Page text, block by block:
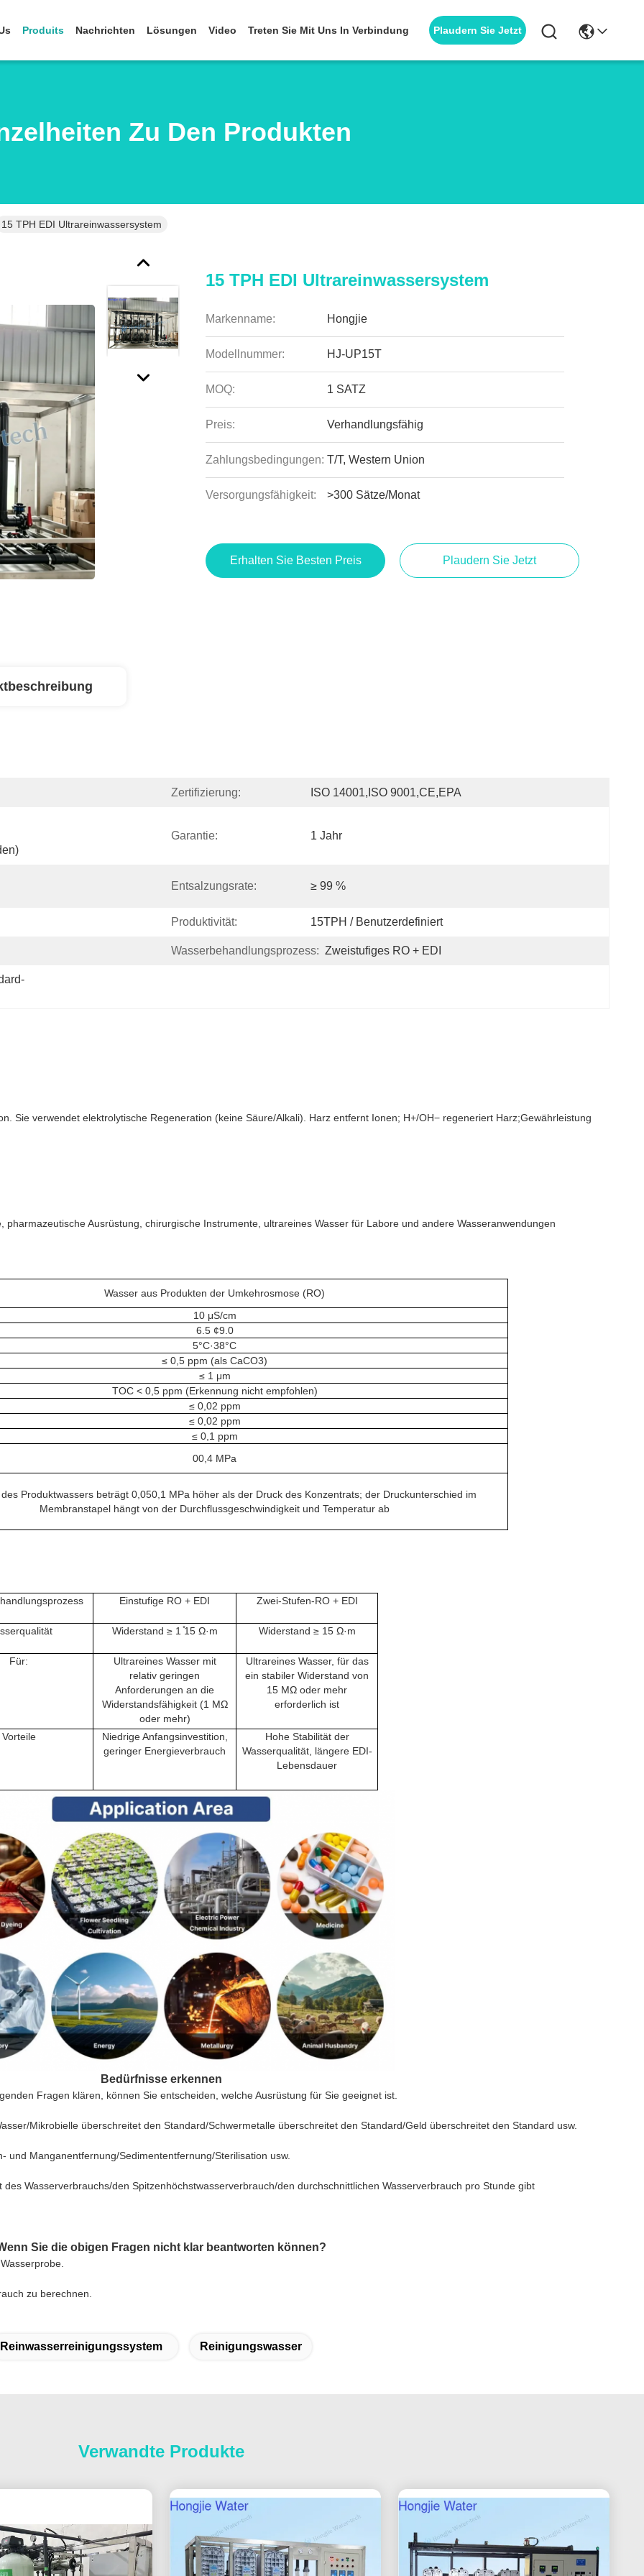
Produits Nachrichten Lösungen Video Treten Sie Mit Uns In Verbindung Plaudern Sie Jetzt
Zu Den Produkten
15 TPH EDI Ultrareinwassersystem
15 TPH EDI Ultrareinwassersystem
Markenname: Hongjie
Modellnummer: HJ-UP15T
MOQ: 1 SATZ
Preis: Verhandlungsfähig
Zahlungsbedingungen: T/T, Western Union
Versorgungsfähigkeit: >300 Sätze/Monat
Erhalten Sie Besten Preis Plaudern Sie Jetzt
Zertifizierung: ISO 14001,ISO 9001,CE,EPA
Garantie: 1 Jahr
Entsalzungsrate: ≥ 99 %
Produktivität: 15TPH / Benutzerdefiniert
Wasserbehandlungsprozess: Zweistufiges RO + EDI
Sie verwendet elektrolytische Regeneration (keine Säure/Alkali). Harz entfernt Ionen; H+/OH− regeneriert Harz;Gewährleistung
Ausrüstung, chirurgische Instrumente, ultrareines Wasser für Labore und andere Wasseranwendungen
Wasser aus Produkten der Umkehrosmose (RO)
10 μS/cm
6.5 ¢9.0
5°C·38°C
≤ 0,5 ppm (als CaCO3)
≤ 1 μm
TOC < 0,5 ppm (Erkennung nicht empfohlen)
≤ 0,02 ppm
≤ 0,02 ppm
≤ 0,1 ppm
00,4 MPa
Produktwassers beträgt 0,05­0,1 MPa höher als der Druck des Konzentrats; der Druckunterschied im
Membranstapel hängt von der Durchflussgeschwindigkeit und Temperatur ab
Einstufige RO + EDI Zwei-Stufen-RO + EDI
Widerstand ≥ 1 ̊15 Ω·m Widerstand ≥ 15 Ω·m
Für:
Ultrareines Wasser mit
relativ geringen
Anforderungen an die
Widerstandsfähigkeit (1 MΩ
oder mehr)
Ultrareines Wasser, für das
ein stabiler Widerstand von
15 MΩ oder mehr
erforderlich ist
Vorteile
Niedrige Anfangsinvestition,
geringer Energieverbrauch
Hohe Stabilität der
Wasserqualität, längere EDI-
Lebensdauer
Bedürfnisse erkennen
Fragen klären, können Sie entscheiden, welche Ausrüstung für Sie geeignet ist.
Mikrobielle überschreitet den Standard/Schwermetalle überschreitet den Standard/Geld überschreitet den Standard usw.
und Manganentfernung/Sedimententfernung/Sterilisation usw.
Wasserverbrauchs/den Spitzenhöchstwasserverbrauch/den durchschnittlichen Wasserverbrauch pro Stunde gibt
Sie die obigen Fragen nicht klar beantworten können?
zu berechnen.
Reinwasserreinigungssystem Reinigungswasser
Verwandte Produkte